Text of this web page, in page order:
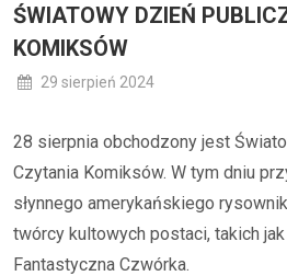
ŚWIATOWY DZIEŃ
KOMIKSÓW
29 sierpień 2024
28 sierpnia obchodzony jest
Czytania Komiksów. W tym dniu
słynnego amerykańskiego
twórcy kultowych postaci, takich
Fantastyczna Czwórka.